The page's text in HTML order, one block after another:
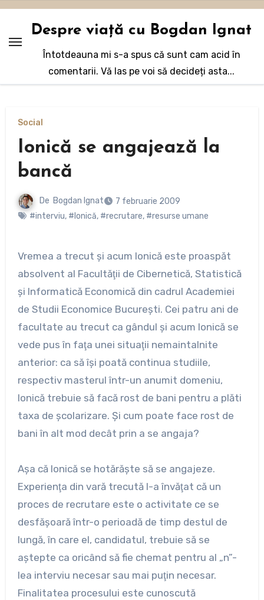
Sari
conținut
Despre viață cu Bogdan Ignat
Întotdeauna mi s-a spus că sunt cam acid în
comentarii. Vă las pe voi să decideți asta...
Social
Ionică se angajează la
bancă
De Bogdan Ignat
7 februarie 2009
#interviu, #Ionică, #recrutare, #resurse umane
Vremea a trecut şi acum Ionică este proaspăt
absolvent al Facultăţii de Cibernetică, Statistică
şi Informatică Economică din cadrul Academiei
de Studii Economice Bucureşti. Cei patru ani de
facultate au trecut ca gândul şi acum Ionică se
vede pus în faţa unei situaţii nemaintalnite
anterior: ca să îşi poată continua studiile,
respectiv masterul într-un anumit domeniu,
Ionică trebuie să facă rost de bani pentru a plăti
taxa de şcolarizare. Şi cum poate face rost de
bani în alt mod decât prin a se angaja?
Aşa că Ionică se hotărăşte să se angajeze.
Experienţa din vară trecută l-a învăţat că un
proces de recrutare este o activitate ce se
desfăşoară într-o perioadă de timp destul de
lungă, în care el, candidatul, trebuie să se
aştepte ca oricând să fie chemat pentru al „n”-
lea interviu necesar sau mai puţin necesar.
Finalitatea procesului este cunoscută